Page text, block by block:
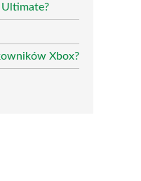
Ultimate?
Xbox?